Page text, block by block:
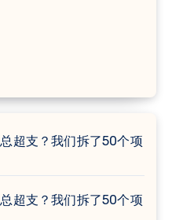
超支？我们拆了50个项
超支？我们拆了50个项